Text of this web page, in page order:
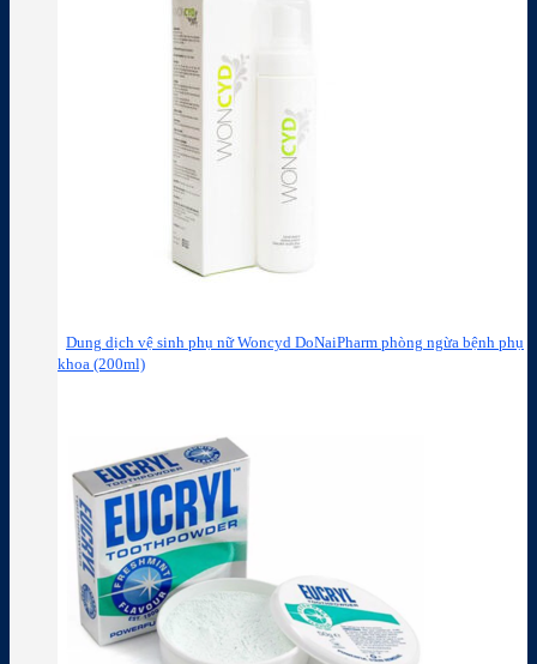
Dung dịch vệ sinh phụ nữ Woncyd DoNaiPharm phòng ngừa bệnh phụ
khoa (200ml)